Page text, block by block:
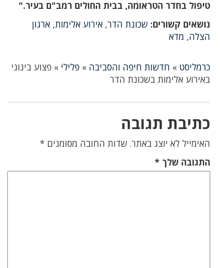
טיפול בחדר הטראומה, בבית החולים רמב"ם בעיר."
נושאים קשורים: שכונת הדר, אירוע אלימות, ארגון
הצלה, מדא
כרמליסט » חדשות חיפה והסביבה » פלילי » פצוע בינוני
באירוע אלימות בשכונת הדר
כתיבת תגובה
האימייל לא יוצג באתר. שדות החובה מסומנים *
התגובה שלך *